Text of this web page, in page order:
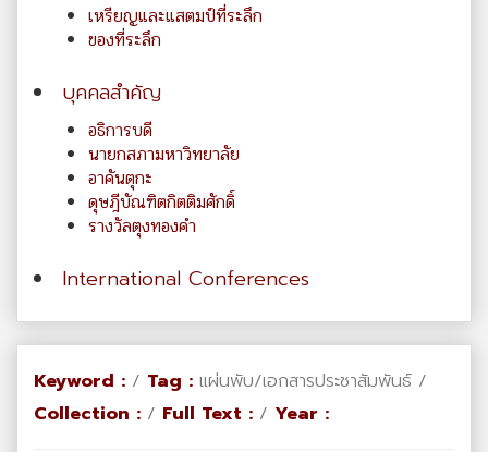
เหรียญและแสตมป์ที่ระลึก
ของที่ระลึก
บุคคลสำคัญ
อธิการบดี
นายกสภามหาวิทยาลัย
อาคันตุกะ
ดุษฎีบัณฑิตกิตติมศักดิ์
รางวัลตุงทองคำ
International Conferences
Keyword : / Tag : แผ่นพับ/เอกสารประชาสัมพันธ์ /
Collection : / Full Text : / Year :